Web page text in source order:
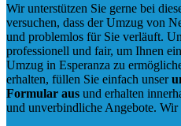
Wir unterstützen Sie gerne bei
versuchen, dass der Umzug von
und problemlos für Sie verläuft.
professionell und fair, um Ihnen
Umzug in Esperanza zu
erhalten, füllen Sie einfach unser
Formular aus und erhalten
und unverbindliche Angebote. Wir